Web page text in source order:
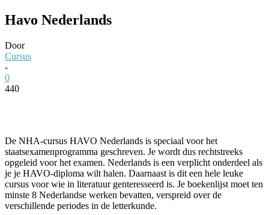
Havo Nederlands
Door
Cursus
-
0
440
De NHA-cursus HAVO Nederlands is speciaal voor het
staatsexamenprogramma geschreven. Je wordt dus rechtstreeks
opgeleid voor het examen. Nederlands is een verplicht onderdeel als
je je HAVO-diploma wilt halen. Daarnaast is dit een hele leuke
cursus voor wie in literatuur genteresseerd is. Je boekenlijst moet ten
minste 8 Nederlandse werken bevatten, verspreid over de
verschillende periodes in de letterkunde.